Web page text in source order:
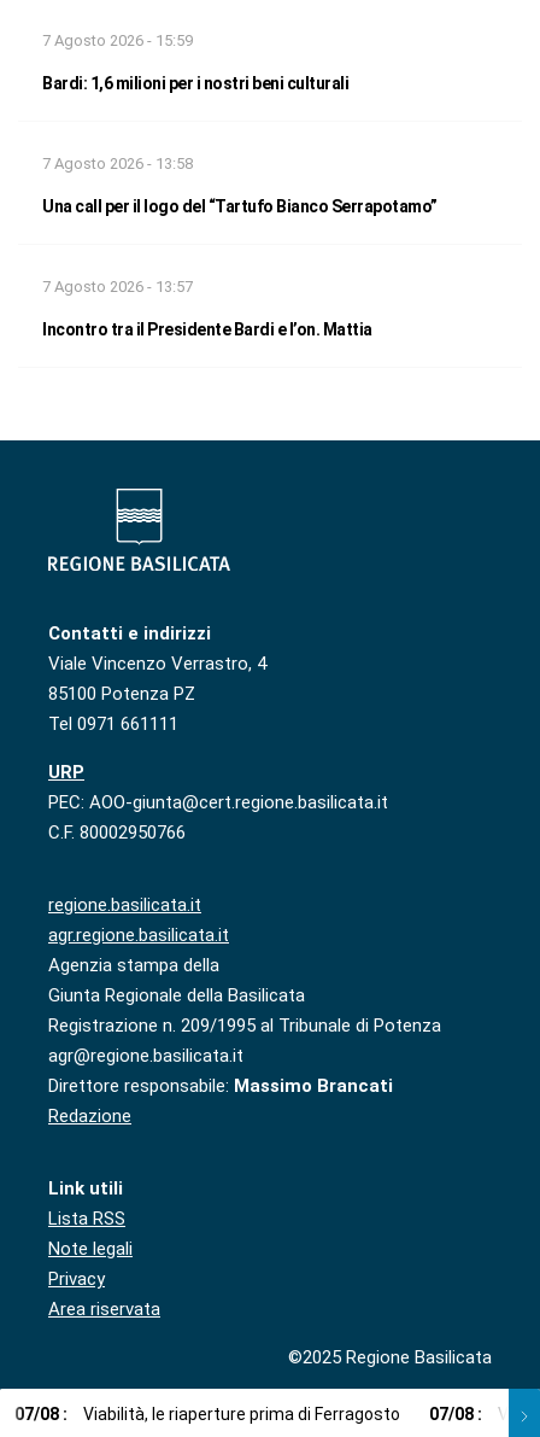
7 Agosto 2026 - 15:59
Bardi: 1,6 milioni per i nostri beni culturali
7 Agosto 2026 - 13:58
Una call per il logo del “Tartufo Bianco Serrapotamo”
7 Agosto 2026 - 13:57
Incontro tra il Presidente Bardi e l’on. Mattia
Contatti e indirizzi
Viale Vincenzo Verrastro, 4
85100 Potenza PZ
Tel 0971 661111
URP
PEC: AOO-giunta@cert.regione.basilicata.it
C.F. 80002950766
regione.basilicata.it
agr.regione.basilicata.it
Agenzia stampa della
Giunta Regionale della Basilicata
Registrazione n. 209/1995 al Tribunale di Potenza
agr@regione.basilicata.it
Direttore responsabile: Massimo Brancati
Redazione
Link utili
Lista RSS
Note legali
Privacy
Area riservata
©2025 Regione Basilicata
07/08 : Viabilità, le riaperture prima di Ferragosto 07/08 : Via